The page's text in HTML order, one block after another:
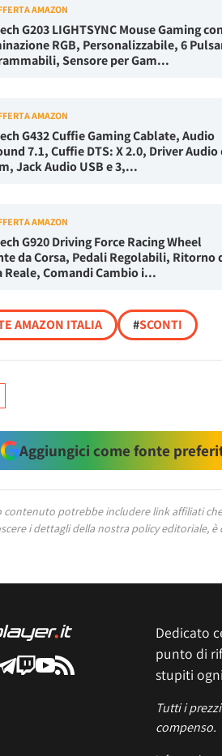
AMAZON
G203 LIGHTSYNC Mouse Gaming con
RGB, Personalizzabile, 6
Sensore per Gam...
AMAZON
G432 Cuffie Gaming Cablate, Audio
7.1, Cuffie DTS: X 2.0, Driver Audio
‎Jack Audio USB e 3,...
AMAZON
G920 Driving Force Racing Wheel
da Corsa, Pedali Regolabili, Ritorno
Reale, ‎Comandi Cambio i...
AMAZON ITALIA #SCONTI
Aggiungici come fonte
contenuto potrebbe includere link affiliati
i dettagli della nostra policy editoriale, è
Dedicato
punto di
stupiti
Tutti i
compenso.